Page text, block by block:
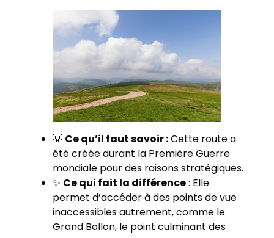
💡 Ce qu’il faut savoir :Cette route a
été créée durant la Première Guerre
mondiale pour des raisons stratégiques.
✨ Ce qui fait la différence: Elle
permet d’accéder à des points de vue
inaccessibles autrement, comme le
Grand Ballon, le point culminant des